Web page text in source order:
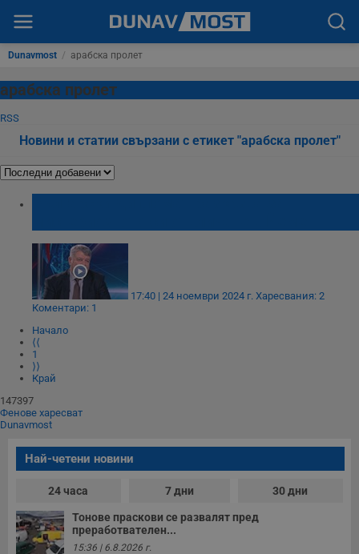
Dunavmost / арабска пролет
арабска пролет
RSS
Новини и статии свързани с етикет "арабска пролет"
17:40 | 24 ноември 2024 г. Харесвания: 2
Коментари: 1
Начало
⟨⟨
1
⟩⟩
Край
147397
Фенове харесват
Dunavmost
Най-четени новини
24 часа 7 дни 30 дни
Тонове праскови се развалят пред
преработвателен...
15:36 | 6.8.2026 г.